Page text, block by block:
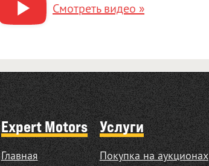
Смотреть видео »
Expert Motors
Главная
Услуги
Покупка на аукционах